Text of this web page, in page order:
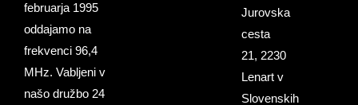
februarja 1995
oddajamo na
frekvenci 96,4
MHz. Vabljeni v
našo družbo 24
Jurovska
cesta
21, 2230
Lenart v
Slovenskih